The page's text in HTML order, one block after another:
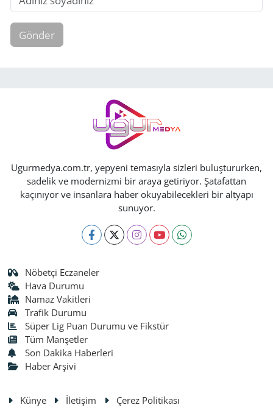
Gönder
Ugurmedya.com.tr, yepyeni temasıyla sizleri buluştururken,
sadelik ve modernizmi bir araya getiriyor. Şatafattan
kaçınıyor ve insanlara haber okuyabilecekleri bir altyapı
sunuyor.
Nöbetçi Eczaneler
Hava Durumu
Namaz Vakitleri
Trafik Durumu
Süper Lig Puan Durumu ve Fikstür
Tüm Manşetler
Son Dakika Haberleri
Haber Arşivi
Künye İletişim Çerez Politikası